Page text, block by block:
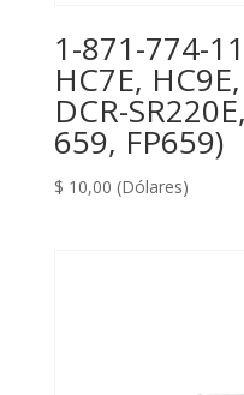
1-871-774-
HC7E,
DCR-
659, FP659)
$ 10,00 (Dólares)